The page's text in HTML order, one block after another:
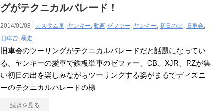
グがテクニカルパレード！
2014/01/08 | カスタム車, ヤンキー, 動画 ゼファー, ヤンキー, 初日の出 , 旧車会,
旧車曾, 暴走
旧車会のツーリングがテクニカルパレードだと話題になってい
る。ヤンキーの愛車で鉄板単車のゼファー、CB、XJR、RZが集
い初日の出を楽しみながらツーリングする姿がまるでディズニ
ーのテクニカルパレードの様
続きを見る